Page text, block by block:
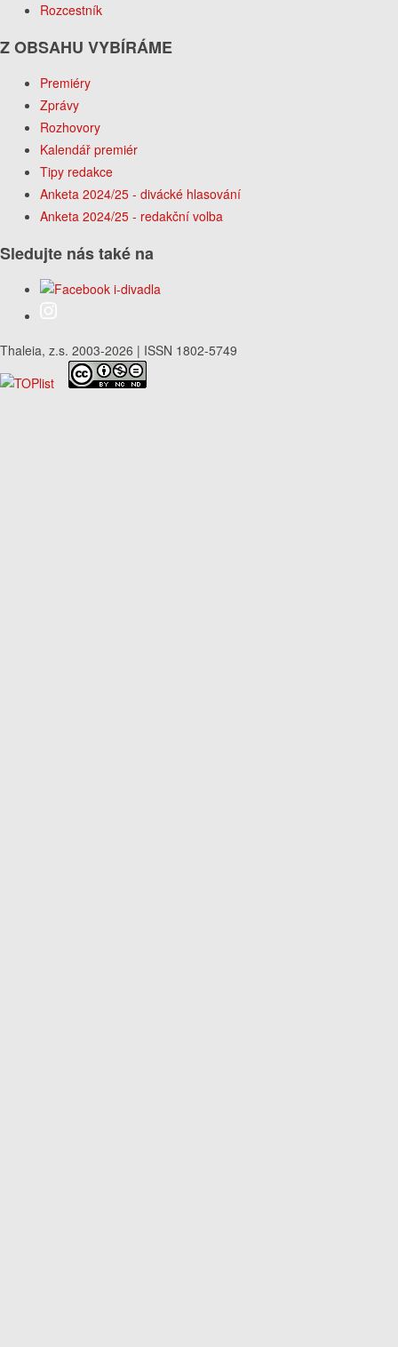
Rozcestník
Z OBSAHU VYBÍRÁME
Premiéry
Zprávy
Rozhovory
Kalendář premiér
Tipy redakce
Anketa 2024/25 - divácké hlasování
Anketa 2024/25 - redakční volba
Sledujte nás také na
Thaleia, z.s. 2003-2026 | ISSN 1802-5749